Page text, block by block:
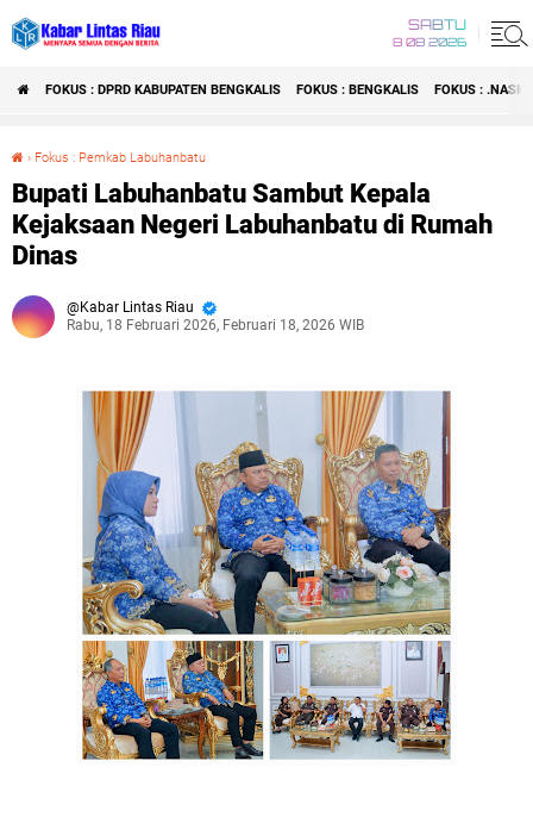
SABTU
8 08 2026
FOKUS : DPRD KABUPATEN BENGKALIS FOKUS : BENGKALIS FOKUS :
› Fokus : Pemkab Labuhanbatu
Bupati Labuhanbatu Sambut Kepala
Kejaksaan Negeri Labuhanbatu di Rumah
Dinas
Kabar Lintas Riau
Rabu, 18 Februari 2026, Februari 18, 2026 WIB